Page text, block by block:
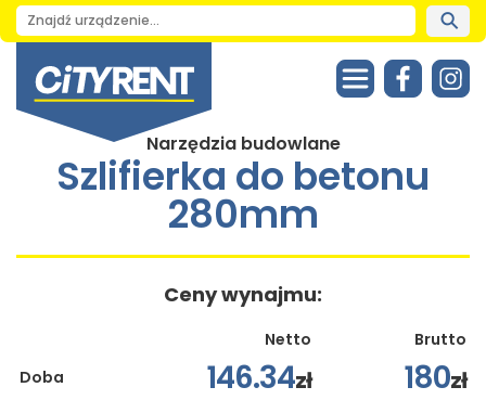
Narzędzia budowlane
Szlifierka do betonu
280mm
Ceny wynajmu:
Netto
Brutto
Doba
146.34zł 180zł